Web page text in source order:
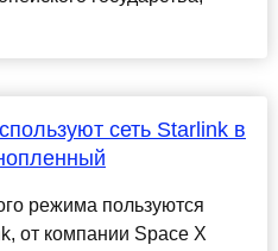
сеть Starlink в
режима пользуются
от компании Space X